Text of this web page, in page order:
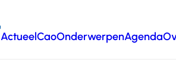
ActueelCaoOnderwerpenAgenda